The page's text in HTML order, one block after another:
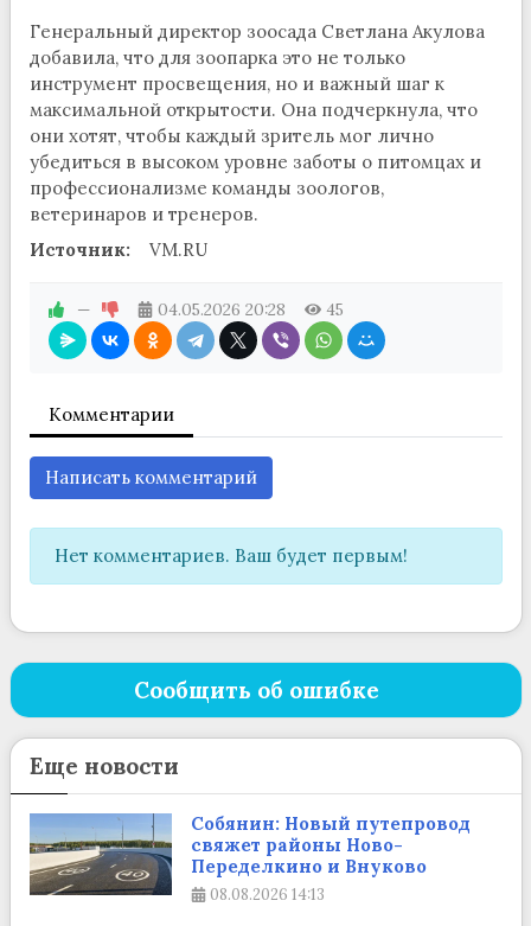
Генеральный директор зоосада Светлана Акулова
добавила, что для зоопарка это не только
инструмент просвещения, но и важный шаг к
максимальной открытости. Она подчеркнула, что
они хотят, чтобы каждый зритель мог лично
убедиться в высоком уровне заботы о питомцах и
профессионализме команды зоологов,
ветеринаров и тренеров.
Источник:
VM.RU
— 04.05.2026 20:28 45
Комментарии
Написать комментарий
Нет комментариев. Ваш будет первым!
Сообщить об ошибке
Еще новости
Собянин: Новый путепровод
свяжет районы Ново-
Переделкино и Внуково
08.08.2026 14:13